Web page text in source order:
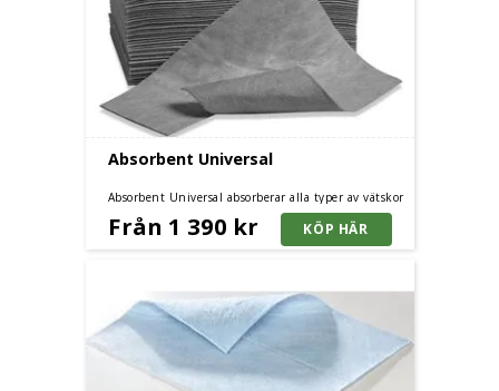
Absorbent Universal
Absorbent Universal absorberar alla typer av vätskor
och är lämplig för bland annat lösningsmedel,
skärvätska, färg, olja, svaga kemikalier och så vidare.
Från 1 390 kr